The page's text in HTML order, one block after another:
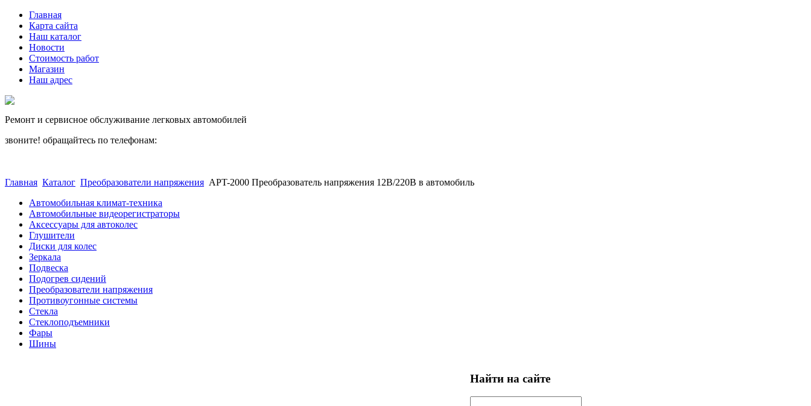
Главная
Карта сайта
Наш каталог
Новости
Стоимость работ
Магазин
Наш адрес
Ремонт и сервисное обслуживание легковых автомобилей
звоните! обращайтесь по телефонам:
Главная Каталог Преобразователи напряжения APT-2000 Преобразователь напряжения 12В/220В в автомобиль
Автомобильная климат-техника
Автомобильные видеорегистраторы
Аксессуары для автоколес
Глушители
Диски для колес
Зеркала
Подвеска
Подогрев сидений
Преобразователи напряжения
Противоугонные системы
Стекла
Стеклоподъемники
Фары
Шины
Найти на сайте